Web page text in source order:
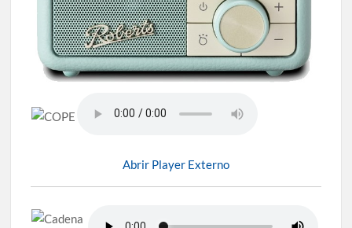
Abrir Player Externo